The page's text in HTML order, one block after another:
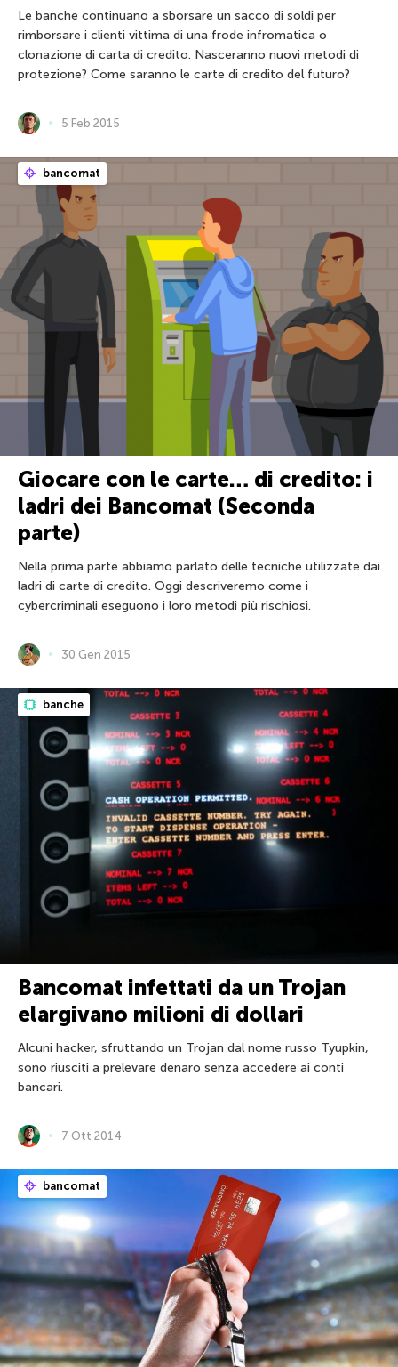
Le banche continuano a sborsare un sacco di soldi per
rimborsare i clienti vittima di una frode infromatica o
clonazione di carta di credito. Nasceranno nuovi metodi di
protezione? Come saranno le carte di credito del futuro?
5 Feb 2015
bancomat
Giocare con le carte… di credito: i
ladri dei Bancomat (Seconda
parte)
Nella prima parte abbiamo parlato delle tecniche utilizzate dai
ladri di carte di credito. Oggi descriveremo come i
cybercriminali eseguono i loro metodi più rischiosi.
30 Gen 2015
banche
Bancomat infettati da un Trojan
elargivano milioni di dollari
Alcuni hacker, sfruttando un Trojan dal nome russo Tyupkin,
sono riusciti a prelevare denaro senza accedere ai conti
bancari.
7 Ott 2014
bancomat